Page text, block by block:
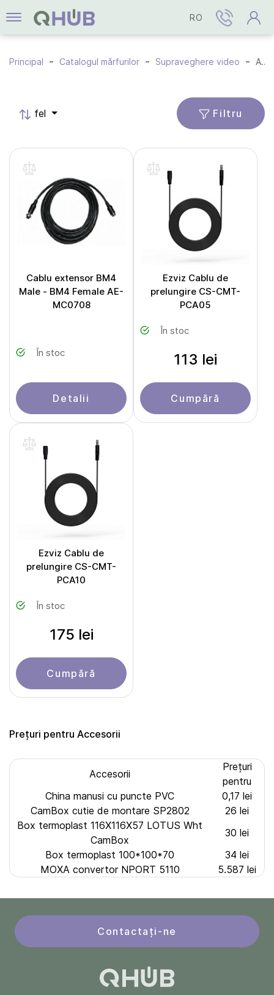
RO
Principal Catalogul mărfurilor Supraveghere video Accesorii
fel Filtru
Cablu extensor BM4
Male - BM4 Female AE-
MC0708
În stoc
Detalii
Ezviz Cablu de
prelungire CS-CMT-
PCA05
În stoc
113 lei
Cumpără
Ezviz Cablu de
prelungire CS-CMT-
PCA10
În stoc
175 lei
Cumpără
Prețuri pentru Accesorii
Accesorii
Prețuri
pentru
China manusi cu puncte PVC
0,17 lei
CamBox cutie de montare SP2802
26 lei
Box termoplast 116X116X57 LOTUS Wht
CamBox
30 lei
Box termoplast 100*100*70
34 lei
MOXA convertor NPORT 5110
5.587 lei
Contactați-ne